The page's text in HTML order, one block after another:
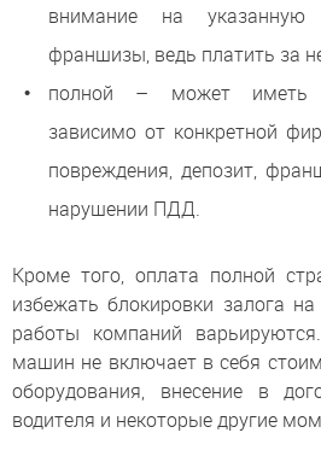
внимание на
франшизы, ведь платить за
полной – может иметь
зависимо от конкретной
повреждения, депозит,
нарушении ПДД.
Кроме того, оплата полной
избежать блокировки залога
работы компаний
машин не включает в себя
оборудования, внесение в
водителя и некоторые другие